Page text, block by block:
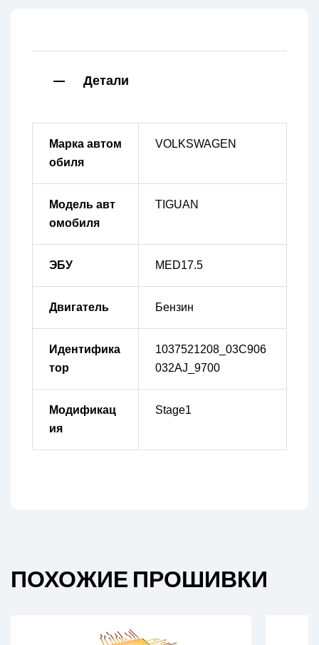
Детали
Марка автом
обиля
VOLKSWAGEN
Модель авт
омобиля
TIGUAN
ЭБУ MED17.5
Двигатель Бензин
Идентифика
тор
1037521208_03C906
032AJ_9700
Модификац
ия
Stage1
ПОХОЖИЕ ПРОШИВКИ